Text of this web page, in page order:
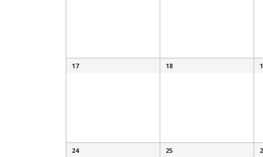
17 18
24 25